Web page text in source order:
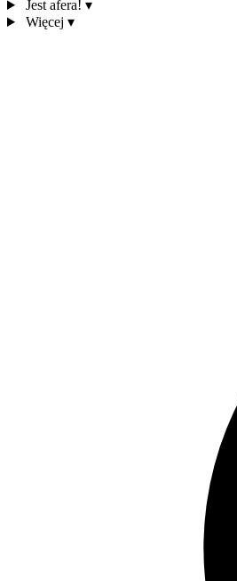
Jest afera! ▾
Więcej ▾